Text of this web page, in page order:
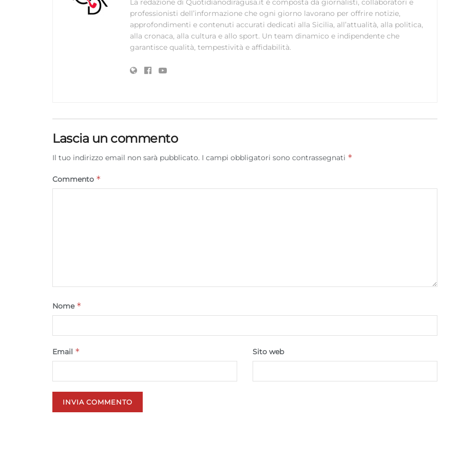
La redazione di Quotidianodiragusa.it è composta da giornalisti, collaboratori e
professionisti dell’informazione che ogni giorno lavorano per offrire notizie,
approfondimenti e contenuti accurati dedicati alla Sicilia, all’attualità, alla politica,
alla cronaca, alla cultura e allo sport. Un team dinamico e indipendente che
garantisce qualità, tempestività e affidabilità.
Lascia un commento
Il tuo indirizzo email non sarà pubblicato. I campi obbligatori sono contrassegnati *
Commento *
Nome *
Email * Sito web